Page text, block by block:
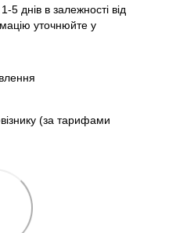
5 днів в залежності від
уточнюйте у
(за тарифами